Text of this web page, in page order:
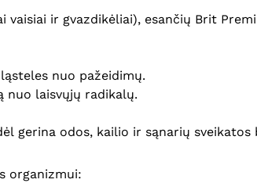
ir gvazdikėliai), esančių Brit
nuo pažeidimų.
nuo laisvųjų radikalų.
gerina odos, kailio ir sąnarių
organizmui: